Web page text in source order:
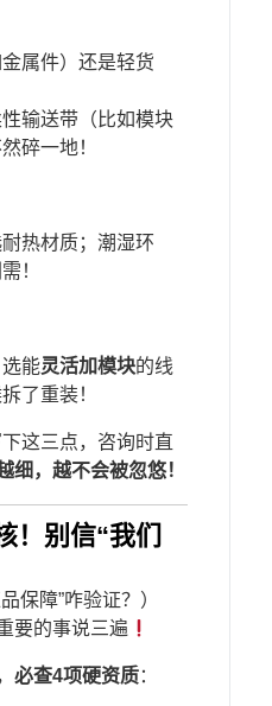
属件）还是轻货
输送带（比如模块
碎一地！
热材质；潮湿环
！
能​​灵活加模块​​的线
了重装！
这三点，咨询时直
细，越不会被忽悠！​
！别信“我们
保障”咋验证？）
要的事说三遍
​必查4项硬资质​​：